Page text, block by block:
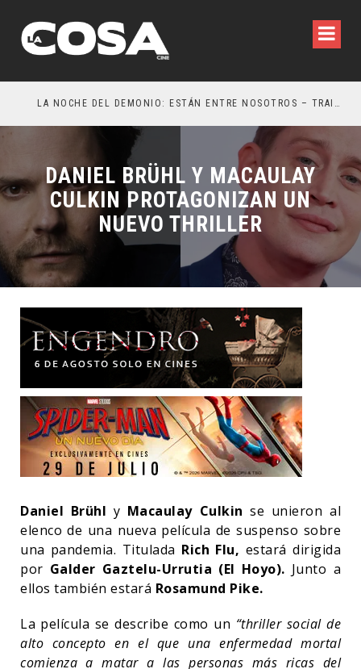
LA NOCHE DEL DEMONIO: ESTÁN ENTRE NOSOTROS – TRAILER FINAL
DANIEL BRÜHL Y MACAULAY
CULKIN PROTAGONIZAN UN
NUEVO THRILLER
Daniel Brühl y Macaulay Culkinse unieron al
elenco de una nueva película de suspenso sobre
una pandemia. Titulada Rich Flu, estará dirigida
por Galder Gaztelu-Urrutia (El Hoyo). Junto a
ellos también estará Rosamund Pike.
La película se describe como un “thriller social de
alto concepto en el que una enfermedad mortal
comienza a matar a las personas más ricas del